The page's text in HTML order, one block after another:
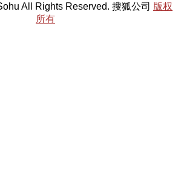
All Rights Reserved. 搜狐公司 版权
所有